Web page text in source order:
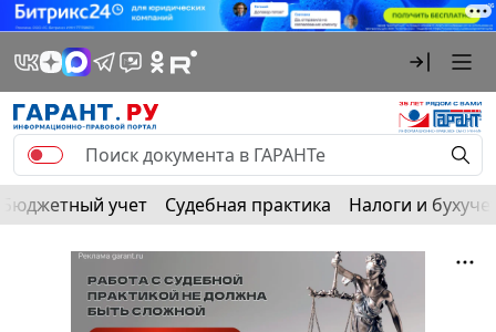
Бюджетный учет Судебная практика Налоги и